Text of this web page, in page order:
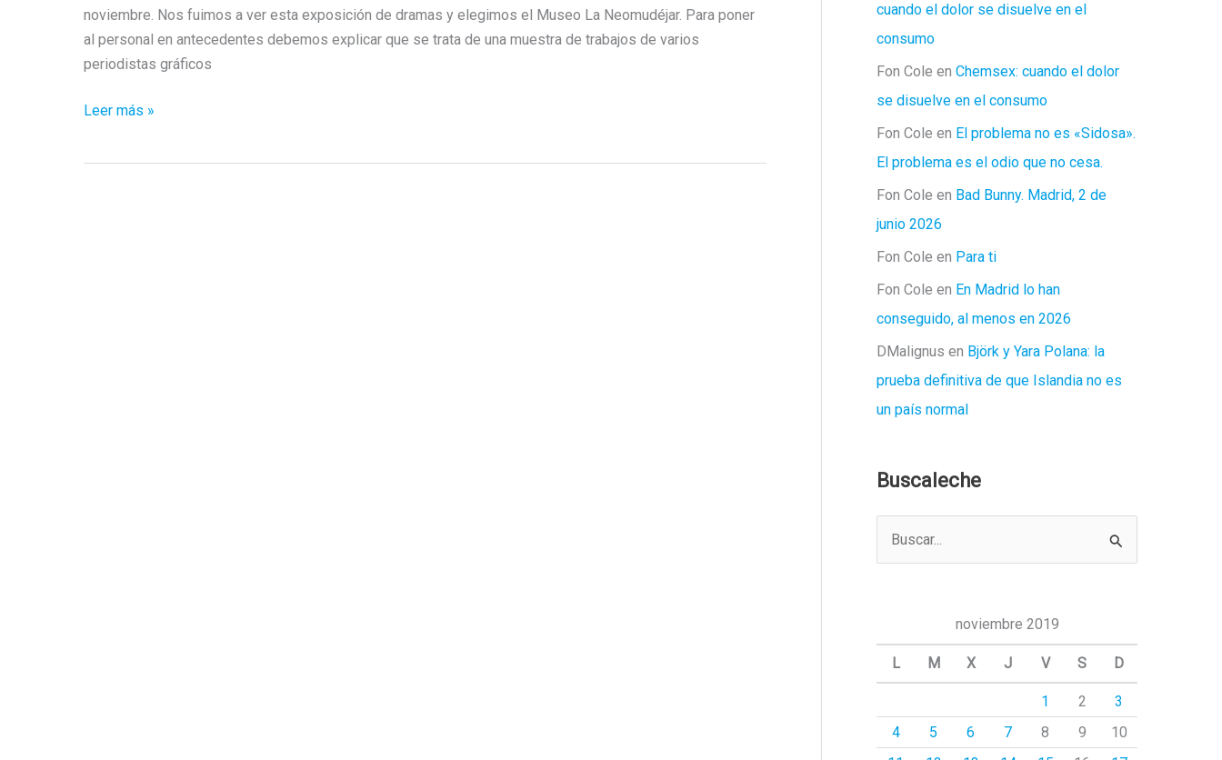
noviembre. Nos fuimos a ver esta exposición de dramas y elegimos el Museo La Neomudéjar. Para poner
al personal en antecedentes debemos explicar que se trata de una muestra de trabajos de varios
periodistas gráficos
MadridDocuFest:
Leer más »
cuando el dolor se disuelve en el
consumo
Fon Cole en Chemsex: cuando el dolor
se disuelve en el consumo
Fon Cole en El problema no es «Sidosa».
El problema es el odio que no cesa.
Fon Cole en Bad Bunny. Madrid, 2 de
junio 2026
Fon Cole en Para ti
Fon Cole en En Madrid lo han
conseguido, al menos en 2026
DMalignus en Björk y Yara Polana: la
prueba definitiva de que Islandia no es
un país normal
Buscaleche
a
noviembre 2019
L M X J V S D
1 2
3
4
5 6 7 8 9
10